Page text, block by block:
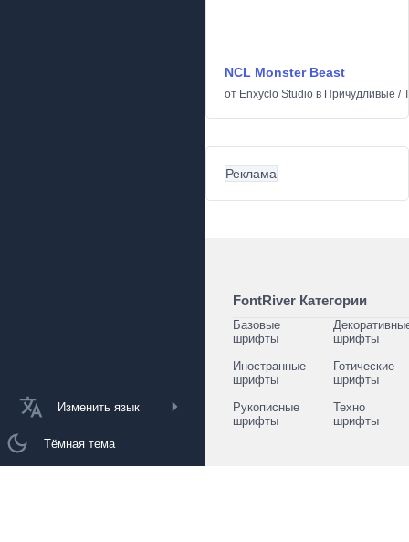
Изменить язык
Тёмная тема
NCL Monster Beast
от Enxyclo Studio в Причудливые /
Реклама
FontRiver Категории
Базовые
шрифты
шрифты
Иностранные
шрифты
Готические
шрифты
Рукописные
шрифты
Техно
шрифты